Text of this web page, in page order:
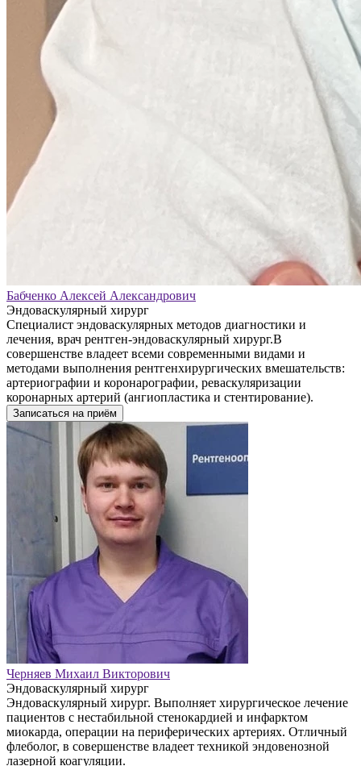
Бабченко Алексей Александрович
Эндоваскулярный хирург
Специалист эндоваскулярных методов диагностики и
лечения, врач рентген-эндоваскулярный хирург.В
совершенстве владеет всеми современными видами и
методами выполнения рентгенхирургических вмешательств:
артериографии и коронарографии, реваскуляризации
коронарных артерий (ангиопластика и стентирование).
Записаться на приём
Черняев Михаил Викторович
Эндоваскулярный хирург
Эндоваскулярный хирург. Выполняет хирургическое лечение
пациентов с нестабильной стенокардией и инфарктом
миокарда, операции на периферических артериях. Отличный
флеболог, в совершенстве владеет техникой эндовенозной
лазерной коагуляции.